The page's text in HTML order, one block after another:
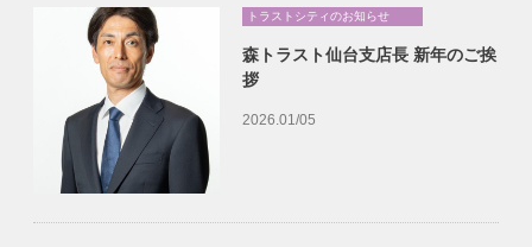
トラストシティのお知らせ
森トラスト仙台支店長 新年のご挨
拶
2026.01/05